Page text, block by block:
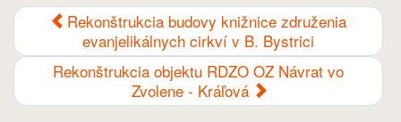
Rekonštrukcia budovy knižnice združenia
evanjelikálnych cirkví v B. Bystrici
Rekonštrukcia objektu RDZO OZ Návrat vo
Zvolene - Kráľová